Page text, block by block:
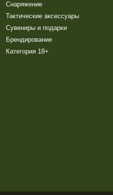
Снаряжение
Тактические аксессуары
Сувениры и подарки
Брендирование
Категория 18+